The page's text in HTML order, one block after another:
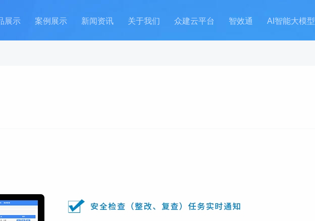
展示 案例展示 新闻资讯 关于我们 众建云平台 智效通 AI智能大模型